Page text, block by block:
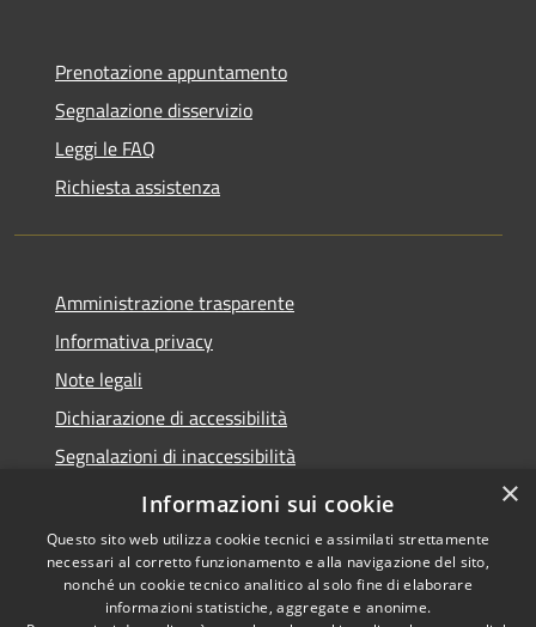
Prenotazione appuntamento
Segnalazione disservizio
Leggi le FAQ
Richiesta assistenza
Amministrazione trasparente
Informativa privacy
Note legali
Dichiarazione di accessibilità
Segnalazioni di inaccessibilità
Whistleblowing segnalazione illeciti
Copyright © 2026 • Comune di
×
Informazioni sui cookie
Questo sito web utilizza cookie tecnici e assimilati strettamente
necessari al corretto funzionamento e alla navigazione del sito,
nonché un cookie tecnico analitico al solo fine di elaborare
informazioni statistiche, aggregate e anonime.